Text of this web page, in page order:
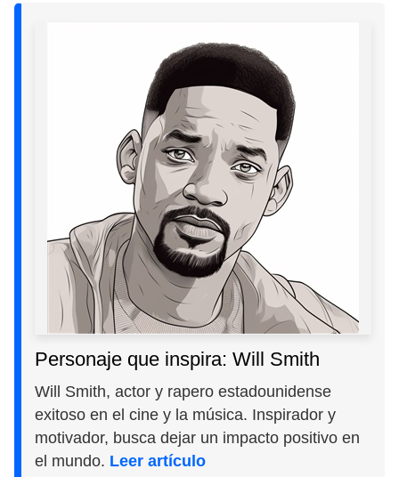
Personaje que inspira: Will Smith
Will Smith, actor y rapero estadounidense
exitoso en el cine y la música. Inspirador y
motivador, busca dejar un impacto positivo en
el mundo. Leer artículo